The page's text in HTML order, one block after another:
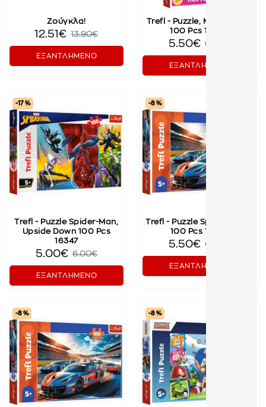
Ζούγκλα!
12.51€ 13.90€
ΕΞΑΝΤΛΗΜΕΝΟ
Trefl - Puzzle, Meet Barbie
100 Pcs 16458
5.50€ 6.00€
ΕΞΑΝΤΛΗΜΕΝΟ
-17 %
Trefl - Puzzle Spider-Man,
Upside Down 100 Pcs
16347
5.00€ 6.00€
ΕΞΑΝΤΛΗΜΕΝΟ
-8 %
Trefl - Puzzle Speed Racer
100 Pcs 17403
5.50€ 6.00€
ΕΞΑΝΤΛΗΜΕΝΟ
-8 % -8 %